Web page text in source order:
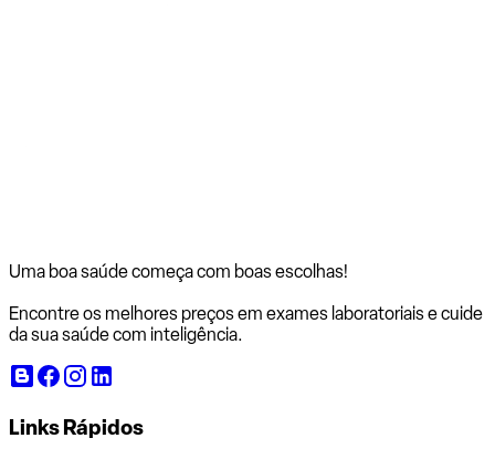
Uma boa saúde começa com boas escolhas!
Encontre os melhores preços em exames laboratoriais e cuide
da sua saúde com inteligência.
Links Rápidos